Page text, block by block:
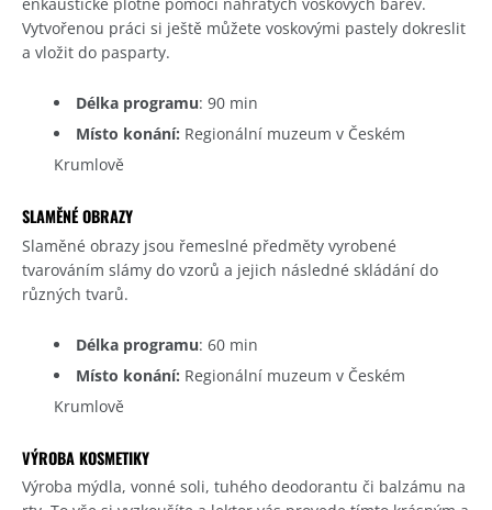
Vytvořenou práci si ještě můžete voskovými pastely dokreslit
a vložit do pasparty.
Délka programu: 90 min
Místo konání: Regionální muzeum v Českém
Krumlově
SLAMĚNÉ OBRAZY
Slaměné obrazy jsou řemeslné předměty vyrobené
tvarováním slámy do vzorů a jejich následné skládání do
různých tvarů.
Délka programu: 60 min
Místo konání: Regionální muzeum v Českém
Krumlově
VÝROBA KOSMETIKY
Výroba mýdla, vonné soli, tuhého deodorantu či balzámu na